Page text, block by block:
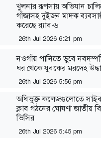
খুলনার রূপসায় অভিযান
গাঁজাসহ দুইজন মাদক
করেছে র‍্যাব-৬
26th Jul 2026 6:21 pm
নওগাঁয় পানিতে ডুবে
ঘর থেকে যুবকের মরদেহ
26th Jul 2026 5:56 pm
অধিভুক্ত কলেজগুলোতে
ক্লাব গঠনের ঘোষণা জাতীয়
ভিসির
26th Jul 2026 5:45 pm